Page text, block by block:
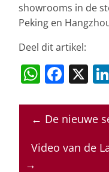
showrooms in de
Peking en
Deel dit artikel:
W
at
s
A
F
c
e
b
X
← De nieuwe
Video van de
→